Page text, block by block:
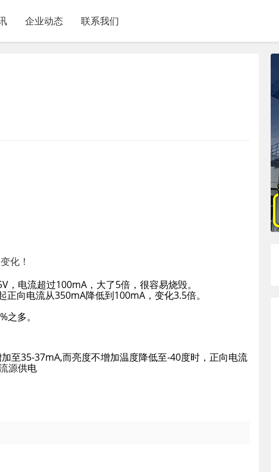
企业动态 联系我们
化！
，电流超过100mA，大了5倍，很容易烧毁。
向电流从350mA降低到100mA，变化3.5倍。
多。
至35-37mA,而亮度不增加温度降低至-40度时，正向电流
源供电